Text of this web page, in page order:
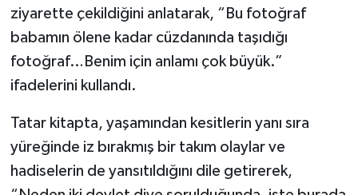
ziyarette çekildiğini anlatarak, “Bu fotoğraf
babamın ölene kadar cüzdanında taşıdığı
fotoğraf…Benim için anlamı çok büyük.”
ifadelerini kullandı.
Tatar kitapta, yaşamından kesitlerin yanı sıra
yüreğinde iz bırakmış bir takım olaylar ve
hadiselerin de yansıtıldığını dile getirerek,